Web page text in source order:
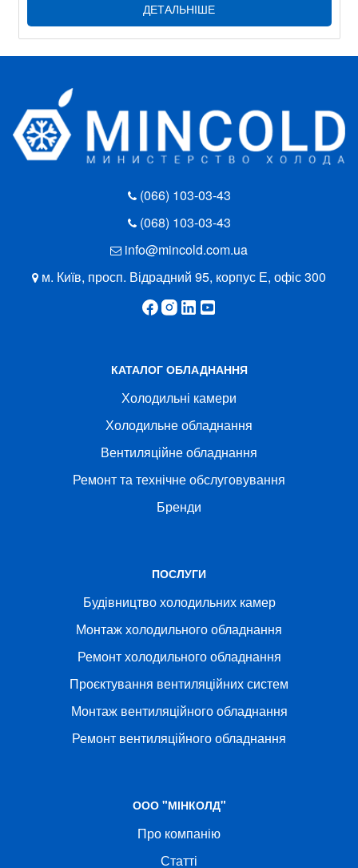
ДЕТАЛЬНІШЕ
(066) 103-03-43
(068) 103-03-43
info@mincold.com.ua
м. Київ, просп. Відрадний 95, корпус Е, офіс 300
КАТАЛОГ ОБЛАДНАННЯ
Холодильні камери
Холодильне обладнання
Вентиляційне обладнання
Ремонт та технічне обслуговування
Бренди
ПОСЛУГИ
Будівництво холодильних камер
Монтаж холодильного обладнання
Ремонт холодильного обладнання
Проєктування вентиляційних систем
Монтаж вентиляційного обладнання
Ремонт вентиляційного обладнання
ООО "МІНКОЛД"
Про компанію
Статті